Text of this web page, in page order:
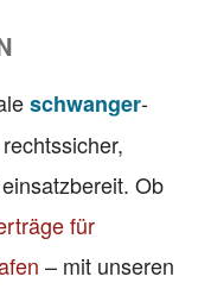
schwanger-
Ob
für
– mit unseren